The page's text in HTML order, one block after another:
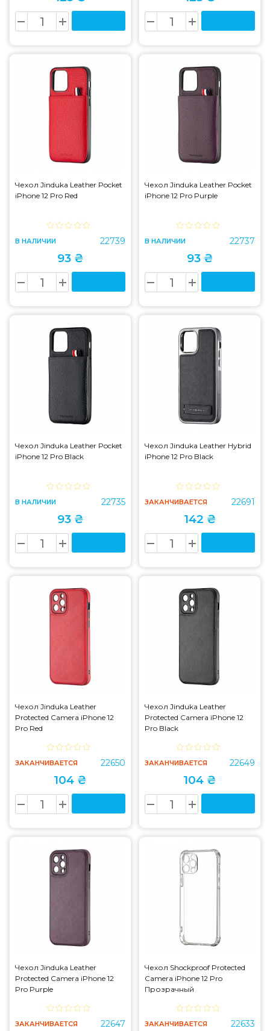
Чехол Jinduka Leather Pocket
iPhone 12 Pro Red
В НАЛИЧИИ 22739
93 ₴
Чехол Jinduka Leather Pocket
iPhone 12 Pro Purple
В НАЛИЧИИ 22737
93 ₴
Чехол Jinduka Leather Pocket
iPhone 12 Pro Black
В НАЛИЧИИ 22735
93 ₴
Чехол Jinduka Leather Hybrid
iPhone 12 Pro Black
ЗАКАНЧИВАЕТСЯ 22691
142 ₴
Чехол Jinduka Leather
Protected Camera iPhone 12
Pro Red
ЗАКАНЧИВАЕТСЯ 22650
104 ₴
Чехол Jinduka Leather
Protected Camera iPhone 12
Pro Black
ЗАКАНЧИВАЕТСЯ 22649
104 ₴
Чехол Jinduka Leather
Protected Camera iPhone 12
Pro Purple
ЗАКАНЧИВАЕТСЯ 22647
Чехол Shockproof Protected
Camera iPhone 12 Pro
Прозрачный
ЗАКАНЧИВАЕТСЯ 22633